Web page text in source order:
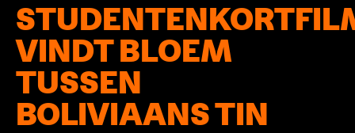
VINDT BLOEM
TUSSEN
BOLIVIAANS TIN